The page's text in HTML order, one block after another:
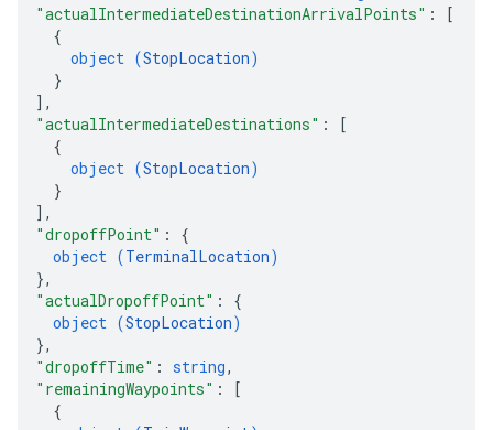
"actualIntermediateDestinationArrivalPoints" :
[
{
object (StopLocation)
}
] ,
"actualIntermediateDestinations" :
[
{
object (StopLocation)
}
] ,
"dropoffPoint" : {
object (TerminalLocation)
},
"actualDropoffPoint" : {
object (StopLocation)
},
"dropoffTime" : string,
"remainingWaypoints" :
[
{